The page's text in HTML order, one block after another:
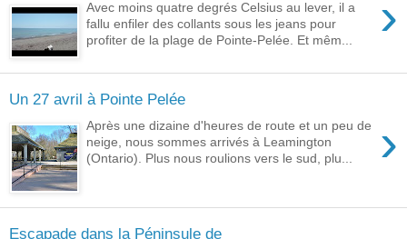
›
Avec moins quatre degrés Celsius au lever, il a
fallu enfiler des collants sous les jeans pour
profiter de la plage de Pointe-Pelée. Et mêm...
Un 27 avril à Pointe Pelée
›
Après une dizaine d'heures de route et un peu de
neige, nous sommes arrivés à Leamington
(Ontario). Plus nous roulions vers le sud, plu...
Escapade dans la Péninsule de